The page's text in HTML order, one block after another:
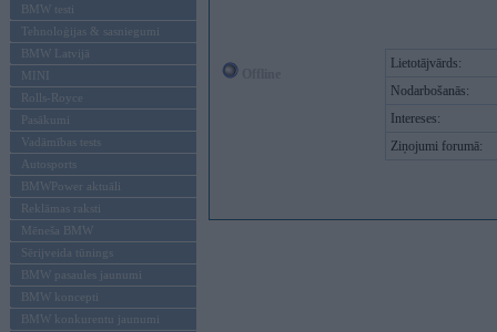
BMW testi
Tehnoloģijas & sasniegumi
BMW Latvijā
MINI
Rolls-Royce
Pasākumi
Vadāmības tests
Autosports
BMWPower aktuāli
Reklāmas raksti
Mēneša BMW
Sērijveida tūnings
BMW pasaules jaunumi
BMW koncepti
BMW konkurentu jaunumi
Lietotājvārds:
Nodarbošanās:
Intereses:
Ziņojumi forumā: